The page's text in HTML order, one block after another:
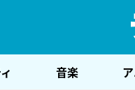
音楽